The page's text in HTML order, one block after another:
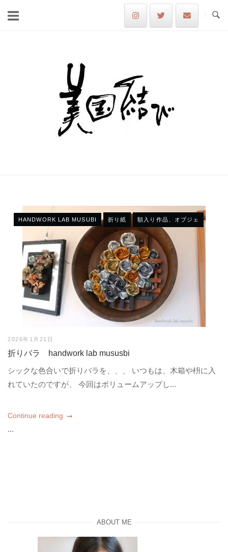
Home
HANDWORK LAB MUSUBI 折り紙 額入り作品、オブジェ
2026年1月21日
折りバラ handwork lab mususbi
シックな色合いで折りバラを、、、 いつもは、木箱や枡に入
れていたのですが、 今回はボリュームアップし...
Continue reading
...
ABOUT ME